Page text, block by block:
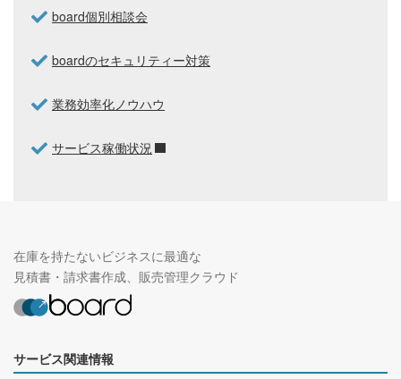
board個別相談会
boardのセキュリティー対策
業務効率化ノウハウ
サービス稼働状況
在庫を持たないビジネスに最適な
見積書・請求書作成、販売管理クラウド
サービス関連情報